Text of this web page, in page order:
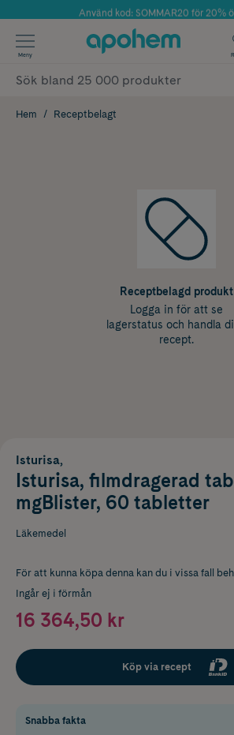
Årets Butik 2025 inom
Använd kod: SOMMAR20 för 20%
✓ Fri frakt
✓ Poäng på alla köp*
Meny
Hem Receptbelagt
Receptbelagd produkt
Logga in för att se
lagerstatus och handla
recept.
Isturisa,
Isturisa, filmdragerad
mgBlister, 60 tabletter
Läkemedel
För att kunna köpa denna kan du i vissa fall
Ingår ej i förmån
16 364,50 kr
Köp via recept
Snabba fakta